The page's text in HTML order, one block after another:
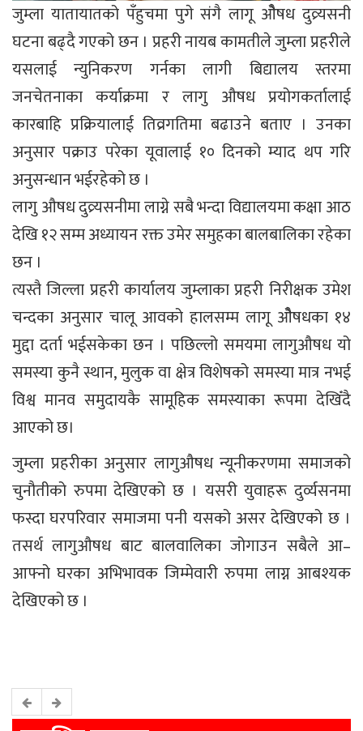
जुम्ला यातायातको पँहुचमा पुगे संगै लागू ओैषध दुव्र्यसनी
घटना बढ्दै गएको छन । प्रहरी नायब कामतीले जुम्ला प्रहरीले
यसलाई न्युनिकरण गर्नका लागी बिद्यालय स्तरमा
जनचेतनाका कर्याक्रमा र लागु औषध प्रयोगकर्तालाई
कारबाहि प्रक्रियालाई तिव्रगतिमा बढाउने बताए । उनका
अनुसार पक्राउ परेका यूवालाई १० दिनको म्याद थप गरि
अनुसन्धान भईरहेको छ ।
लागु औषध दुव्र्यसनीमा लाग्ने सबै भन्दा विद्यालयमा कक्षा आठ
देखि १२ सम्म अध्यायन रक्त उमेर समुहका बालबालिका रहेका
छन ।
त्यस्तै जिल्ला प्रहरी कार्यालय जुम्लाका प्रहरी निरीक्षक उमेश
चन्दका अनुसार चालू आवको हालसम्म लागू ओैषधका १४
मुद्दा दर्ता भईसकेका छन । पछिल्लो समयमा लागुऔषध यो
समस्या कुनै स्थान, मुलुक वा क्षेत्र विशेषको समस्या मात्र नभई
विश्व मानव समुदायकै सामूहिक समस्याका रूपमा देखिँदै
आएको छ।
जुम्ला प्रहरीका अनुसार लागुऔषध न्यूनीकरणमा समाजको
चुनौतीको रुपमा देखिएको छ । यसरी युवाहरू दुर्व्यसनमा
फस्दा घरपरिवार समाजमा पनी यसको असर देखिएको छ ।
तसर्थ लागुऔषध बाट बालवालिका जोगाउन सबैले आ–
आफ्नो घरका अभिभावक जिम्मेवारी रुपमा लाग्न आबश्यक
देखिएको छ ।